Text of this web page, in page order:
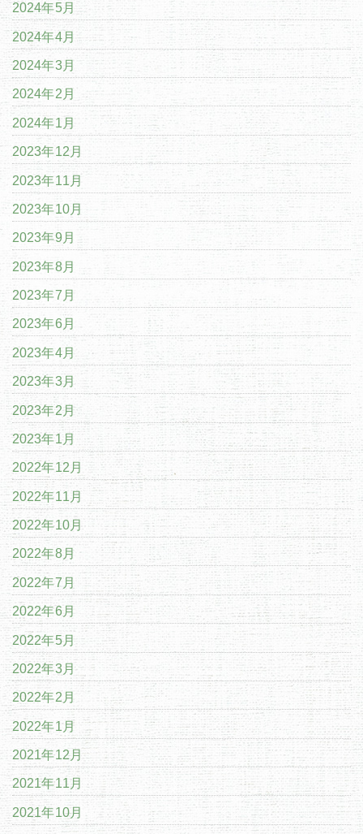
2024年5月
2024年4月
2024年3月
2024年2月
2024年1月
2023年12月
2023年11月
2023年10月
2023年9月
2023年8月
2023年7月
2023年6月
2023年4月
2023年3月
2023年2月
2023年1月
2022年12月
2022年11月
2022年10月
2022年8月
2022年7月
2022年6月
2022年5月
2022年3月
2022年2月
2022年1月
2021年12月
2021年11月
2021年10月